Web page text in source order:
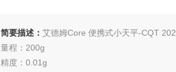
简要描述：艾德姆Core 便携式小天平-CQT 202
量程：200g
精度：0.01g